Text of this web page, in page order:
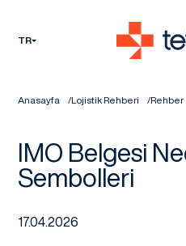
TR
Anasayfa Lojistik Rehberi Rehber
IMO Belgesi
Sembolleri
17.04.2026